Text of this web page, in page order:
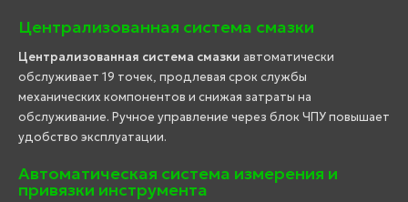
Централизованная система смазки
Централизованная система смазки автоматически
обслуживает 19 точек, продлевая срок службы
механических компонентов и снижая затраты на
обслуживание. Ручное управление через блок ЧПУ повышает
удобство эксплуатации.
Автоматическая система измерения и
привязки инструмента